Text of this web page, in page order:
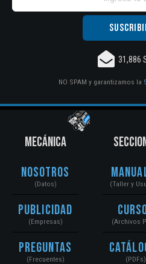
31,886
NO SPAM y garantizamos la
MECÁNICA
Nosotros
(Datos)
Publicidad
(Empresas)
Preguntas
(Frecuentes)
(Taller y
(Archivos
(PDFs)